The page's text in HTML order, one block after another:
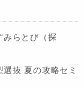
みらとび（探
選抜 夏の攻略セミ